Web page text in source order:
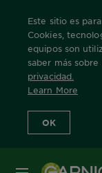
Este sitio es
Cookies,
equipos son
saber más
privacidad
Learn More
OK
MENÚ
Home Nuestras